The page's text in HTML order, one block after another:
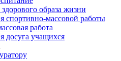
образа жизни
спортивно-массовой работы
работа
досуга учащихся